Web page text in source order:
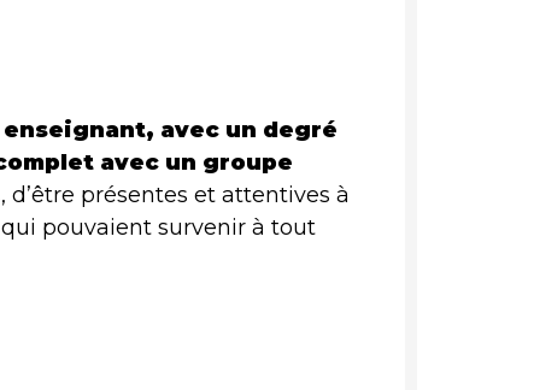
avec un degré
avec un groupe
présentes et attentives à
pouvaient survenir à tout